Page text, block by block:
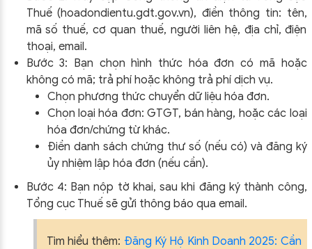
Thuế (hoadondientu.gdt.gov.vn), điền thông tin: tên,
mã số thuế, cơ quan thuế, người liên hệ, địa chỉ, điện
thoại, email.
Bước 3: Bạn chọn hình thức hóa đơn có mã hoặc
không có mã; trả phí hoặc không trả phí dịch vụ.
Chọn phương thức chuyển dữ liệu hóa đơn.
Chọn loại hóa đơn: GTGT, bán hàng, hoặc các loại
hóa đơn/chứng từ khác.
Điền danh sách chứng thư số (nếu có) và đăng ký
ủy nhiệm lập hóa đơn (nếu cần).
Bước 4: Bạn nộp tờ khai, sau khi đăng ký thành công,
Tổng cục Thuế sẽ gửi thông báo qua email.
Tìm hiểu thêm: Đăng Ký Hộ Kinh Doanh 2025: Cần